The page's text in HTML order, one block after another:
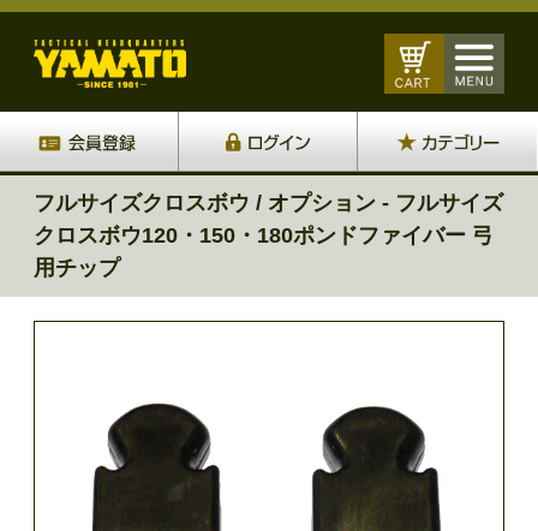
フルサイズクロスボウ / オプション - フルサイズ
クロスボウ120・150・180ポンドファイバー 弓
用チップ